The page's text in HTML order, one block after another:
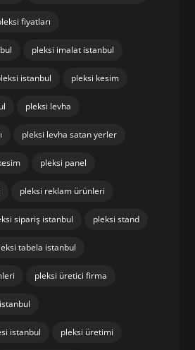
fiyatları
pleksi imalat istanbul
istanbul pleksi kesim
pleksi levha
pleksi levha satan yerler
pleksi panel
pleksi reklam ürünleri
sipariş istanbul pleksi stand
tabela istanbul
pleksi üretici firma
istanbul pleksi üretimi